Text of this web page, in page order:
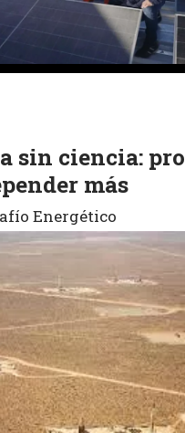
sin ciencia:
más
Energético